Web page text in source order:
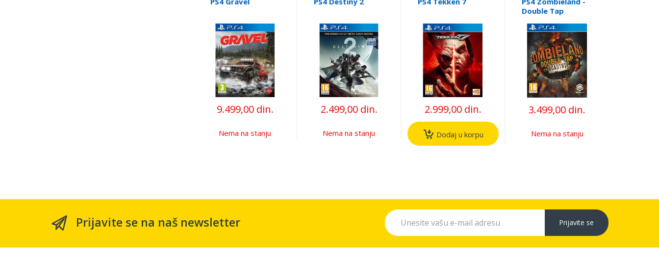
9.499,00 din.
Nema na stanju
2.499,00 din.
Nema na stanju
2.999,00 din.
Dodaj u korpu
Double Tap
3.499,00 din.
Nema na stanju
Prijavite se na naš newsletter Prijavite se